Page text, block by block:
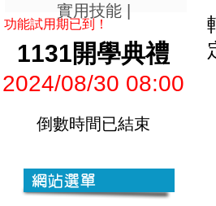
實用技能|
功能試用期已到！
1131開學典禮
2024/08/30 08:00
倒數時間已結束